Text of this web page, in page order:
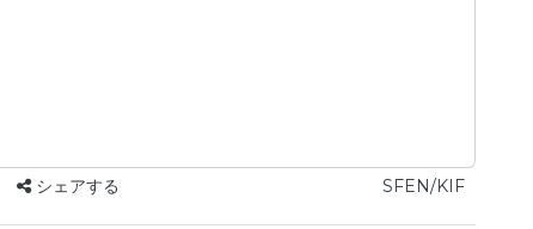
シェアする SFEN/KIF